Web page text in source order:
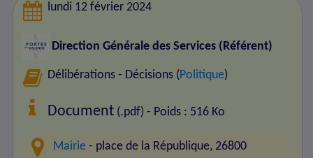
lundi 12 février 2024
Direction Générale des Services (Référent)
Délibérations - Décisions ( Politique)
Document (.pdf) - Poids : 516 Ko
Mairie - place de la République, 26800